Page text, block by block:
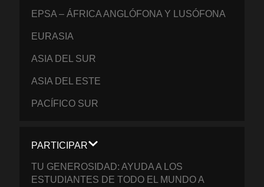
EPSA – ÁFRICA ANGLÓFONA Y LUSÓFONA
EURASIA
ASIA DEL SUR
ASIA DEL ESTE
PACÍFICO SUR
PARTICIPAR
TU GENEROSIDAD: AYUDA A LOS
ESTUDIANTES DE TODO EL MUNDO A